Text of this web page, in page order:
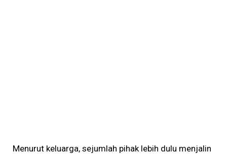
Menurut keluarga, sejumlah pihak lebih dulu menjalin